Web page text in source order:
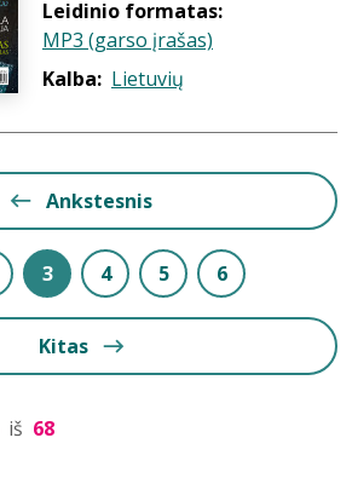
Leidinio formatas:
MP3 (garso įrašas)
Kalba: Lietuvių
Ankstesnis
3 4 5 6
Kitas
iš 68